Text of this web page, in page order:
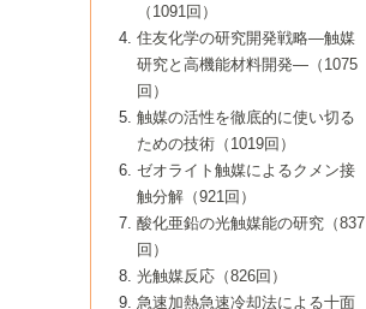
8号 若手研究者による触媒研究の未来展望
2：大学・研究所編
8号 イオン液体の応用
8号 多機能型リアクター
8号 超臨界流体を用いた化学プロセスの新
6号 第94回触媒討論会
7号 サブナノレベルでみた新しい表面現象
8号 オレフィン重合触媒の新たな展
5号 基礎化学品製造の触媒技術
6号 第92回触媒討論会
7号 基礎化学品製造の触媒技術
8号 資源の循環と触媒技術
4号 ナノ材料の調製と機能化
5号 こんな触媒が欲しい
6号 第90回触媒討論会
7号 触媒研究と学術雑誌/情報
8号 若い世代からみた触媒化学の現状と未
3号 生体触媒とバイオプロセス
4号 水素製造・利用の触媒化学
5号 触媒研究における新しい切り口：コン
ビナトリアルケミストリー
6号 第88回触媒討論会特集号
7号 企業における触媒研究のブレークスル
8号 この材料を触媒として使ってみません
2号 第85回触媒討論会
3号 反応ダイナミクス
5号 触媒のおもしろさをどのように伝える
6号 第86回触媒討論会
7号 水素化精製触媒の新しい展開
8号 新しい反応性と機能性を目指した金属
クラスタ-化学
1号 孔、穴、あな?-特異な空間とその利用-
2号 第83回触媒討論会
3号 均一系触媒反応最前線
4号 実用炭素材料の新展開
5号 研究の方法論を考える
7号 機能性金属材料と触媒
8号 触媒研究へのNMRの応用と展望
▼40巻（1998年）
進展と21世紀への提言/創立40周年記念・触
媒学会この10年の歩みとこれから/創立40周
2号 第81回触媒討論会
3号 計算機触媒化学へのさそい
4号 触媒劣化の制御と予測
5号 最新の実用プロセスと触媒
6号 第82回触媒討論会
1号 均一系と不均一系触媒反応-その特徴と
接点
2号 第79回触媒討論会
3号 最新NO除去触媒の実用化研究
4号 新しい反応場を目指した触媒調製
5号 反応・分離技術の新しい展開
6号 第80回触媒討論会
▼38巻（1996年）
1号 触媒の構造と触媒作用/C1化学を中心と
する21世紀への触媒
3号 オリンピックメダル:金・銀・銅はどん
な触媒作用を示すか
4号 触媒作用における機能の複合化
▼37巻（1995年）
1号 ファインケミカルズと固体触媒
2号 第75回触媒討論会
3号 希土類を利用した触媒
4号 触媒とリサイクル
5号 エネルギー変換触媒
▼36巻（1994年）
1号 電気化学と触媒
2号 第73回触媒討論会
3号 C4化学の展開
4号 《通常号》
▼35巻（1993年）
1号 工業触媒開発マニュアル―探索から工
業化まで
2号 第71回触媒討論会
▼34巻（1992年）
1号 インパクトを与えたこの研究
2号 第69回触媒討論会
▼33巻（1991年）
1号 触媒プロセス開発マニュアル―探索か
▼32巻（1990年）
（1091回）
住友化学の研究開発戦略―触媒
研究と高機能材料開発―（1075
回）
触媒の活性を徹底的に使い切る
ための技術（1019回）
ゼオライト触媒によるクメン接
触分解（921回）
酸化亜鉛の光触媒能の研究（837
回）
光触媒反応（826回）
急速加熱急速冷却法による十面